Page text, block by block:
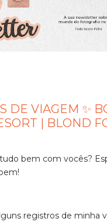
DE VIAGEM ✨
| BLOND
tudo bem com vocês?
registros de minha